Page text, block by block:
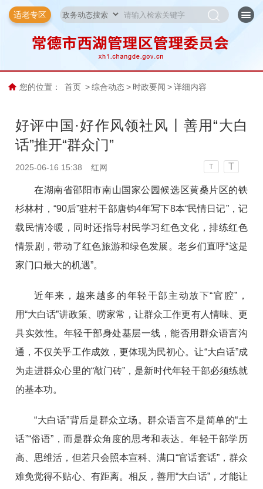
适老专区
您的位置： 首页 > 综合动态 > 时政要闻 > 详细内容
好评中国·好作风领社风丨善用“大白
话”推开“群众门”
2025-06-16 15:38 红网 T T
在湖南省邵阳市南山国家公园候选区黄桑片区的铁
杉林村，“90后”驻村干部唐钧4年写下8本“民情日记”，记
载民情冷暖，同时还指导村民学习红色文化，排练红色
情景剧，带动了红色旅游和绿色发展。老乡们直呼“这是
家门口最大的机遇”。
近年来，越来越多的年轻干部主动放下“官腔”，
用“大白话”讲政策、唠家常，让群众工作更有人情味、更
具实效性。年轻干部身处基层一线，能否用群众语言沟
通，不仅关乎工作成效，更体现为民初心。让“大白话”成
为走进群众心里的“敲门砖”，是新时代年轻干部必须练就
的基本功。
“大白话”背后是群众立场。群众语言不是简单的“土
话”“俗语”，而是群众角度的思考和表达。年轻干部学历
高、思维活，但若只会照本宣科、满口“官话套话”，群众
难免觉得不贴心、有距离。相反，善用“大白话”，才能让